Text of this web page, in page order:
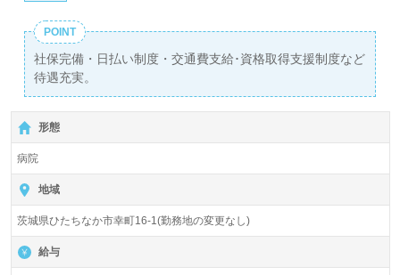
POINT
社保完備・日払い制度・交通費支給･資格取得支援制度など
待遇充実。
形態
病院
地域
茨城県ひたちなか市幸町16-1(勤務地の変更なし)
給与